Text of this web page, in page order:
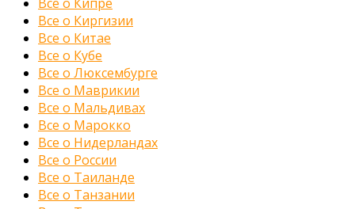
Все о Киргизии
Все о Китае
Все о Кубе
Все о Люксембурге
Все о Маврикии
Все о Мальдивах
Все о Марокко
Все о Нидерландах
Все о России
Все о Таиланде
Все о Танзании